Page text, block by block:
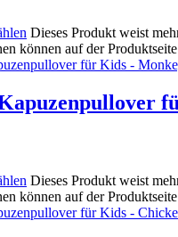
Dieses Produkt weist
können auf der
Dieses Produkt weist
können auf der